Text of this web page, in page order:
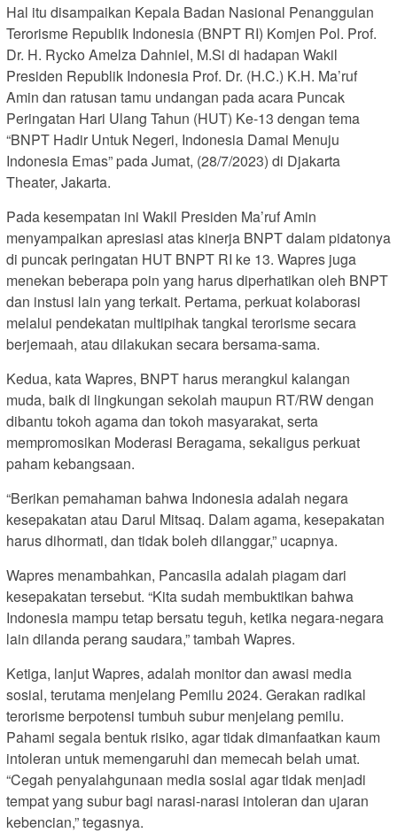
Hal itu disampaikan Kepala Badan Nasional Penanggulan
Terorisme Republik Indonesia (BNPT RI) Komjen Pol. Prof.
Dr. H. Rycko Amelza Dahniel, M.Si di hadapan Wakil
Presiden Republik Indonesia Prof. Dr. (H.C.) K.H. Ma’ruf
Amin dan ratusan tamu undangan pada acara Puncak
Peringatan Hari Ulang Tahun (HUT) Ke-13 dengan tema
“BNPT Hadir Untuk Negeri, Indonesia Damai Menuju
Indonesia Emas” pada Jumat, (28/7/2023) di Djakarta
Theater, Jakarta.
Pada kesempatan ini Wakil Presiden Ma’ruf Amin
menyampaikan apresiasi atas kinerja BNPT dalam pidatonya
di puncak peringatan HUT BNPT RI ke 13. Wapres juga
menekan beberapa poin yang harus diperhatikan oleh BNPT
dan instusi lain yang terkait. Pertama, perkuat kolaborasi
melalui pendekatan multipihak tangkal terorisme secara
berjemaah, atau dilakukan secara bersama-sama.
Kedua, kata Wapres, BNPT harus merangkul kalangan
muda, baik di lingkungan sekolah maupun RT/RW dengan
dibantu tokoh agama dan tokoh masyarakat, serta
mempromosikan Moderasi Beragama, sekaligus perkuat
paham kebangsaan.
“Berikan pemahaman bahwa Indonesia adalah negara
kesepakatan atau Darul Mitsaq. Dalam agama, kesepakatan
harus dihormati, dan tidak boleh dilanggar,” ucapnya.
Wapres menambahkan, Pancasila adalah piagam dari
kesepakatan tersebut. “Kita sudah membuktikan bahwa
Indonesia mampu tetap bersatu teguh, ketika negara-negara
lain dilanda perang saudara,” tambah Wapres.
Ketiga, lanjut Wapres, adalah monitor dan awasi media
sosial, terutama menjelang Pemilu 2024. Gerakan radikal
terorisme berpotensi tumbuh subur menjelang pemilu.
Pahami segala bentuk risiko, agar tidak dimanfaatkan kaum
intoleran untuk memengaruhi dan memecah belah umat.
“Cegah penyalahgunaan media sosial agar tidak menjadi
tempat yang subur bagi narasi-narasi intoleran dan ujaran
kebencian,” tegasnya.